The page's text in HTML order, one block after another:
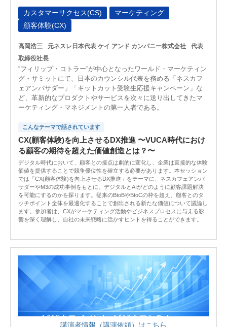
カスタマーサクセス(CS)
マーケティング
顧客体験(CX)
高岡浩三 元ネスレ日本代表 ケイ アンド カンパニー株式会社
代表
取締役社長
“フィリップ・コトラー”が中心となったワールド・マーケティン
グ・サミットにて、日本のカウンシル代表を務める「ネスカフ
ェアンバサダー」「キットカット受験生応援キャンペーン」な
ど、革新的なプロダクトやサービスを次々に送り出してきたマ
ーケティング・マネジメントの第一人者である。
こんなテーマで話されています
CX(顧客体験)を向上させるDX推進 〜VUCA時代におけ
る顧客の期待を超えた価値創造とは？〜
デジタル時代において、顧客との接点は劇的に変化し、企業は直接的な体験
価値を提供することで競争優位性を確立する必要があります。本セッション
では「CX(顧客体験)を向上させるDX推進」をテーマに、ネスカフェアンバ
サダーやM3の成功事例をもとに、デジタルとAIがどのように顧客課題解決
を可能にするのかを探ります。従来のBtoBやBtoCの枠を超え、顧客とのタ
ッチポイント全体を最適化することで創出される新たな価値について議論し
ます。参加者は、CXがマーケティング活動やビジネスプロセスに与える影
響を深く理解し、自社の未来戦略に活かすヒントを得ることができます。
講演者情報（講演依頼）はこちら